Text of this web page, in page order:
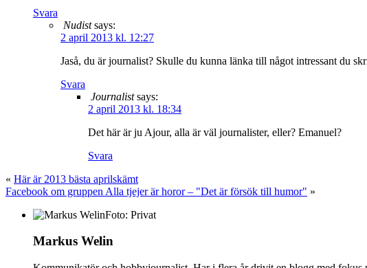
Svara
Nudist says:
2 april 2013 kl. 12:27
Jaså, du är journalist? Skulle du kunna länka till något intressant du
Svara
Journalist says:
2 april 2013 kl. 18:34
Det här är ju Ajour, alla är väl journalister, eller? Emanuel?
Svara
« Här är 2013 bästa aprilskämt
Facebook om gruppen Alla tjejer är horor – "Det är försök till humor" »
Foto: Privat
Markus Welin